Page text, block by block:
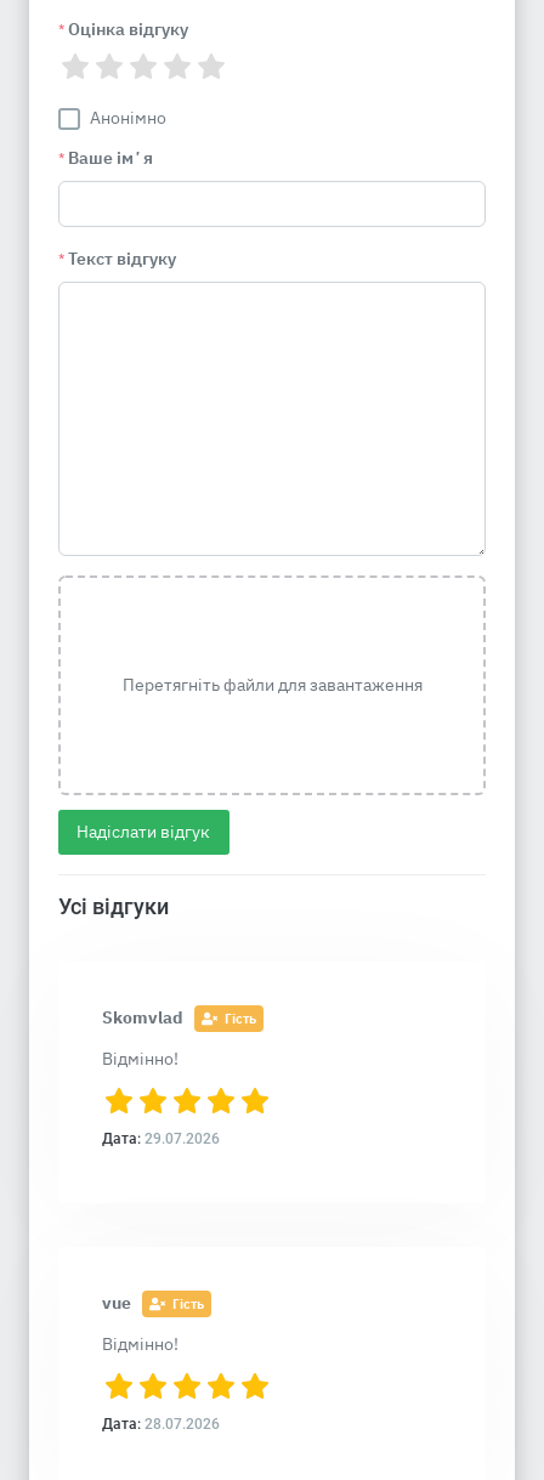
* Оцінка відгуку
Анонімно
* Ваше імʼя
* Текст відгуку
Перетягніть файли для завантаження
Надіслати відгук
Усі відгуки
Skomvlad Гість
Відмінно!
Дата: 29.07.2026
vue Гість
Відмінно!
Дата: 28.07.2026